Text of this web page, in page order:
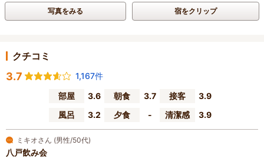
写真をみる 宿をクリップ
クチコミ
3.7
1,167件
部屋
3.6 朝食 3.7 接客
3.9
風呂
3.2 夕食 - 清潔感 3.9
ミキオさん (男性/50代)
八戸飲み会